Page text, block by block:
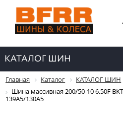
КАТАЛОГ ШИН
Главная Каталог
КАТАЛОГ ШИН
Шина массивная 200/50-10 6.50F BKT
139A5/130A5